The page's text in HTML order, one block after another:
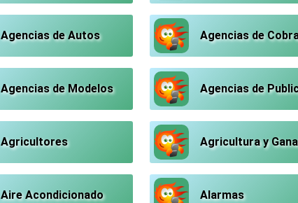
Agencias de Autos Agencias de
Agencias de Modelos Agencias de
Agricultores Agricultura y
Aire Acondicionado Alarmas